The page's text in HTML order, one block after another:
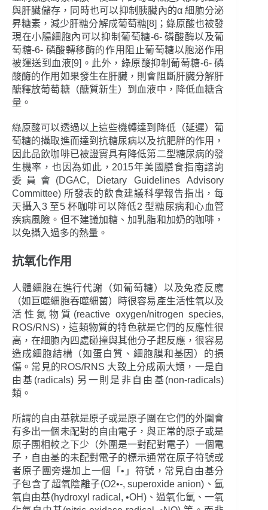
與肝臟儲存，同時也可以抑制胰臟內的α 細胞分泌
昇糖素，減少肝糖分解成葡萄糖[8]；綠原酸也被發
現在小腸細胞內可以抑制葡萄糖-6- 磷酸酶以及葡
萄糖-6- 磷酸轉移酶的作用阻止葡萄糖以胞泌作用
被運送到血液[9]。此外，綠原酸抑制葡萄糖-6- 磷
酸酶的作用如果發生在肝臟，則會阻斷肝臟分解肝
醣釋放葡萄糖（醣質新生）到血液中，降低血糖含
量。
綠原酸可以透過以上這些機轉達到降低（延遲）葡
萄糖的攝取進而達到抗糖尿病以及抗肥胖的作用，
因此品飲咖啡已被證實具有降低第二型糖尿病的發
生機率，也因為如此，2015年美國膳食指南諮詢
委員會(DGAC, Dietary Guidelines Advisory
Committee) 所發表的飲食建議科學報告指出，每
天攝入3 至5 杯咖啡可以降低2 型糖尿病和心血管
疾病風險。但不建議加糖、加乳脂和加奶的咖啡，
以免攝入過多的熱量。
抗氧化作用
人體細胞在進行代謝（如葡萄糖）以及免疫反應
（如巨噬細胞吞噬細菌）時很容易產生活性氧以及
活性氮物質(reactive oxygen/nitrogen species,
ROS/RNS)，這類物質的特色就是它們的反應性很
高，在細胞內四處碰撞與其他分子起反應，很容易
造成細胞結構（如蛋白質、細胞膜和基因）的損
傷。常見的ROS/RNS 大致上分成兩大類，一是自
由基(radicals) 另一則是非自由基(non-radicals)
類。
所謂的自由基就是原子或是原子團在它們的外圍會
有多出一個未配對的自由電子，與正常的原子或是
原子團相較之下少（外圍是一對配對電子）一個電
子，自由基的未配對電子的標示通常在原子符號或
者原子團旁邊加上一個「•」符號，常見自由基分
子包含了超氧陰離子(O2•-, superoxide anion)、氫
氧自由基(hydroxyl radical, •OH)、過氧化氫、一氧